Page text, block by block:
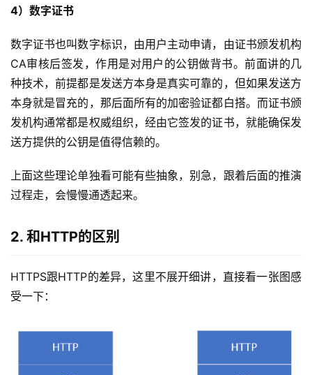
4）数字证书
数字证书也叫数字标识，由用户主动申请，由证书颁发机构
CA审核后签发，作用是对用户的公钥做背书。前面讲的几
种技术，前提都是发送方本身是真实可靠的，但如果发送方
本身就是冒充的，那后面所有的加密验证都白搭。而证书颁
发机构通常都是权威组织，经由它签发的证书，就能确保发
送方提供的公钥是值得信赖的。
上面这些理论单独看可能有些抽象，别急，跟着后面的推演
过程走，会慢慢通透起来。
2. 和HTTP的区别
HTTPS跟HTTP的差异，这里不展开细讲，直接看一张图感
受一下：